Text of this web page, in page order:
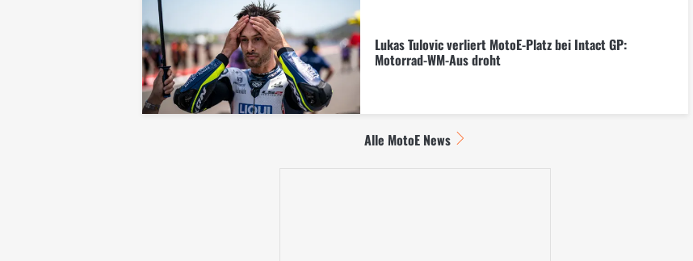
Lukas Tulovic verliert MotoE-Platz bei Intact GP:
Motorrad-WM-Aus droht
Alle MotoE News